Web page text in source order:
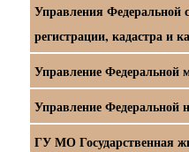
Управления Федеральной
регистрации, кадастра и
Управление Федеральной
Управление
ГУ МО Государственная